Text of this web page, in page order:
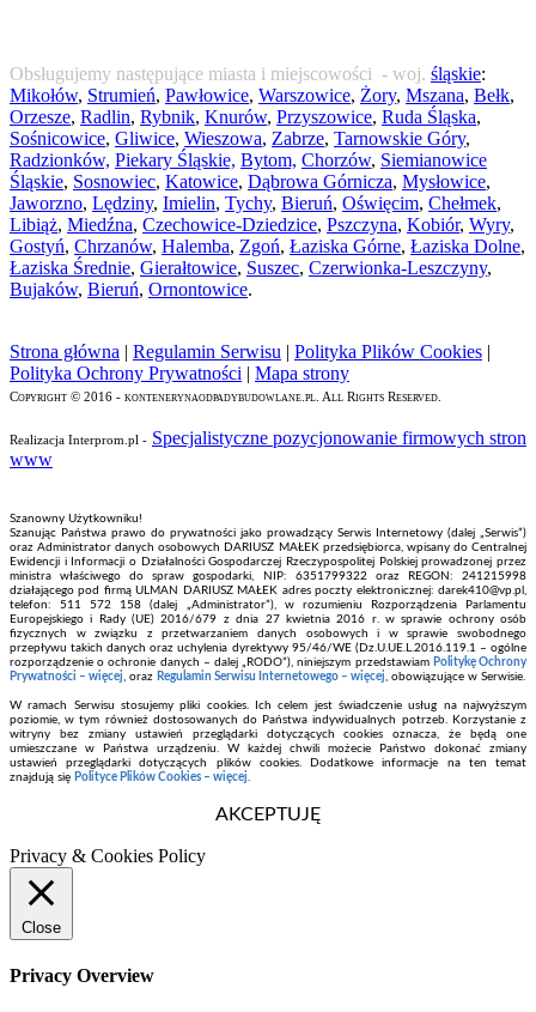
Obsługujemy następujące miasta i miejscowości - woj. śląskie:
Mikołów, Strumień, Pawłowice, Warszowice, Żory, Mszana, Bełk,
Orzesze, Radlin, Rybnik, Knurów, Przyszowice, Ruda Śląska,
Sośnicowice, Gliwice, Wieszowa, Zabrze, Tarnowskie Góry,
Radzionków, Piekary Śląskie, Bytom, Chorzów, Siemianowice
Śląskie, Sosnowiec, Katowice, Dąbrowa Górnicza, Mysłowice,
Jaworzno, Lędziny, Imielin, Tychy, Bieruń, Oświęcim, Chełmek,
Libiąż, Miedźna, Czechowice-Dziedzice, Pszczyna, Kobiór, Wyry,
Gostyń, Chrzanów, Halemba, Zgoń, Łaziska Górne, Łaziska Dolne,
Łaziska Średnie, Gierałtowice, Suszec, Czerwionka-Leszczyny,
Bujaków, Bieruń, Ornontowice.
Strona główna | Regulamin Serwisu | Polityka Plików Cookies |
Polityka Ochrony Prywatności | Mapa strony
Copyright © 2016 - kontenerynaodpadybudowlane.pl. All Rights Reserved.
Realizacja Interprom.pl - Specjalistyczne pozycjonowanie firmowych stron
www
Szanowny Użytkowniku!
Szanując Państwa prawo do prywatności jako prowadzący Serwis Internetowy (dalej „Serwis”)
oraz Administrator danych osobowych DARIUSZ MAŁEK przedsiębiorca, wpisany do Centralnej
Ewidencji i Informacji o Działalności Gospodarczej Rzeczypospolitej Polskiej prowadzonej przez
ministra właściwego do spraw gospodarki, NIP: 6351799322 oraz REGON: 241215998
działającego pod firmą ULMAN DARIUSZ MAŁEK adres poczty elektronicznej: darek410@vp.pl,
telefon: 511 572 158 (dalej „Administrator”), w rozumieniu Rozporządzenia Parlamentu
Europejskiego i Rady (UE) 2016/679 z dnia 27 kwietnia 2016 r. w sprawie ochrony osób
fizycznych w związku z przetwarzaniem danych osobowych i w sprawie swobodnego
przepływu takich danych oraz uchylenia dyrektywy 95/46/WE (Dz.U.UE.L.2016.119.1 – ogólne
rozporządzenie o ochronie danych – dalej „RODO”), niniejszym przedstawiam Politykę Ochrony
Prywatności – więcej , oraz Regulamin Serwisu Internetowego – więcej , obowiązujące w Serwisie.
W ramach Serwisu stosujemy pliki cookies. Ich celem jest świadczenie usług na najwyższym
poziomie, w tym również dostosowanych do Państwa indywidualnych potrzeb. Korzystanie z
witryny bez zmiany ustawień przeglądarki dotyczących cookies oznacza, że będą one
umieszczane w Państwa urządzeniu. W każdej chwili możecie Państwo dokonać zmiany
ustawień przeglądarki dotyczących plików cookies. Dodatkowe informacje na ten temat
znajdują się Polityce Plików Cookies – więcej
AKCEPTUJĘ
Privacy & Cookies Policy
Close
Privacy Overview